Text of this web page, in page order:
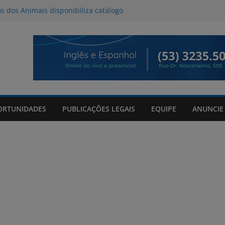
dos Animais disponibiliza catálogo
entre quinta e sexta-feira
Tributo a Raul Seixas no Praça
mateada e shows no Praça Shopping
06/08/2026
PUBLICAÇÕES LEGAIS EQUIPE ANUNCIE